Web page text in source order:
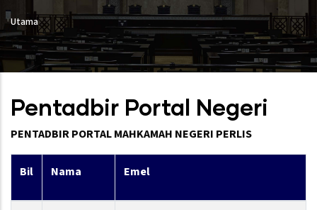
Utama
Pentadbir Portal Negeri
PENTADBIR PORTALMAHKAMAH NEGERI PERLIS
Bil Nama Emel